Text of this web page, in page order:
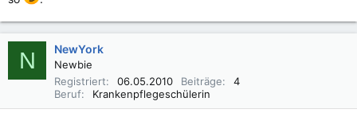
N NewYork
Newbie
Registriert
06.05.2010 Beiträge
4
Beruf
Krankenpflegeschülerin